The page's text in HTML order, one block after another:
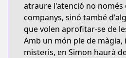
atraure l'atenció no només
companys, sinó també
que volen aprofitar-se de
Amb un món ple de màgia,
misteris, en Simon haurà